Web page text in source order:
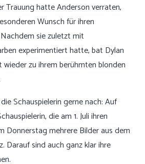
Trauung hatte Anderson verraten,
Wunsch für ihren
sie zuletzt mit
experimentiert hatte, bat Dylan
wieder zu ihrem berühmten blonden
Schauspielerin gerne nach: Auf
die am 1. Juli ihren
Donnerstag mehrere Bilder aus dem
Darauf sind auch ganz klar ihre